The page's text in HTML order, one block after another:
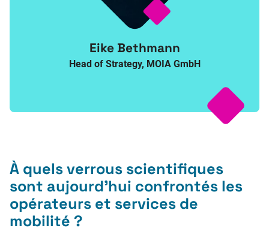
Eike Bethmann
Head of Strategy, MOIA GmbH
À quels verrous scientifiques
sont aujourd’hui confrontés les
opérateurs et services de
mobilité ?